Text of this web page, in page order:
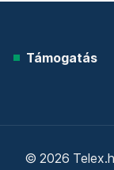
Támogatás
© 2026